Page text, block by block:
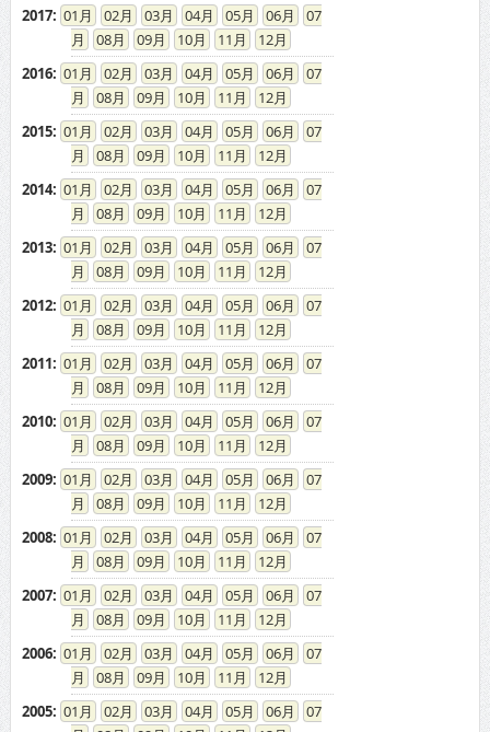
2017: 01 02 03 04 05 06
07
08
09 10 11
12
2016: 01 02 03 04 05 06
07
08
09 10 11
12
2015: 01 02 03 04 05 06
07
08
09 10 11
12
2014: 01 02 03 04 05 06
07
08
09 10 11
12
2013: 01 02 03 04 05 06
07
08
09 10 11
12
2012: 01 02 03 04 05 06
07
08
09 10 11
12
2011: 01 02 03 04 05 06
07
08
09 10 11
12
2010: 01 02 03 04 05 06
07
08
09 10 11
12
2009: 01 02 03 04 05 06
07
08
09 10 11
12
2008: 01 02 03 04 05 06
07
08
09 10 11
12
2007: 01 02 03 04 05 06
07
08
09 10 11
12
2006: 01 02 03 04 05 06
07
08
09 10 11
12
2005: 01 02 03 04 05 06
07